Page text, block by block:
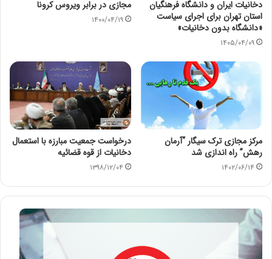
دخانیات ایران و دانشگاه فرهنگیان
استان تهران برای اجرای سیاست
«دانشگاه بدون دخانیات»
۱۴۰۵/۰۴/۰۹
مجازی در برابر ویروس کرونا
۱۴۰۰/۰۴/۱۹
مرکز مجازی ترک سیگار “آرمان
رهش” راه اندازی شد
۱۴۰۲/۰۶/۱۴
درخواست جمعیت مبارزه با استعمال
دخانیات از قوه قضائیه
۱۳۹۸/۱۲/۰۴